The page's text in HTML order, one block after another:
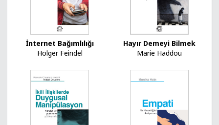
İnternet Bağımlılığı
Holger Feindel
Hayır Demeyi Bilmek
Marie Haddou